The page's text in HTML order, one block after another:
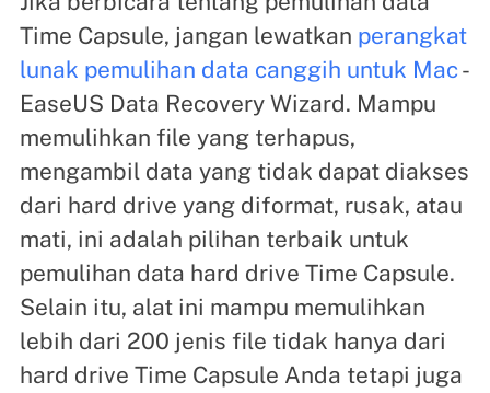
Time Capsule, jangan lewatkan perangkat
lunak pemulihan data canggih untuk Mac-
EaseUS Data Recovery Wizard. Mampu
memulihkan file yang terhapus,
mengambil data yang tidak dapat diakses
dari hard drive yang diformat, rusak, atau
mati, ini adalah pilihan terbaik untuk
pemulihan data hard drive Time Capsule.
Selain itu, alat ini mampu memulihkan
lebih dari 200 jenis file tidak hanya dari
hard drive Time Capsule Anda tetapi juga